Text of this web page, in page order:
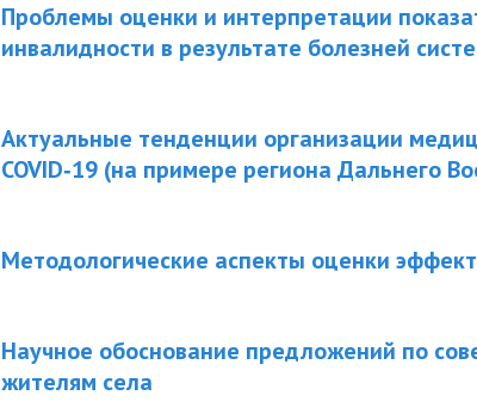
Проблемы оценки и интерпретации
инвалидности в результате болезней
Актуальные тенденции организации
COVID‑19 (на примере региона Дальнего
Методологические аспекты оценки
Научное обоснование предложений по
жителям села